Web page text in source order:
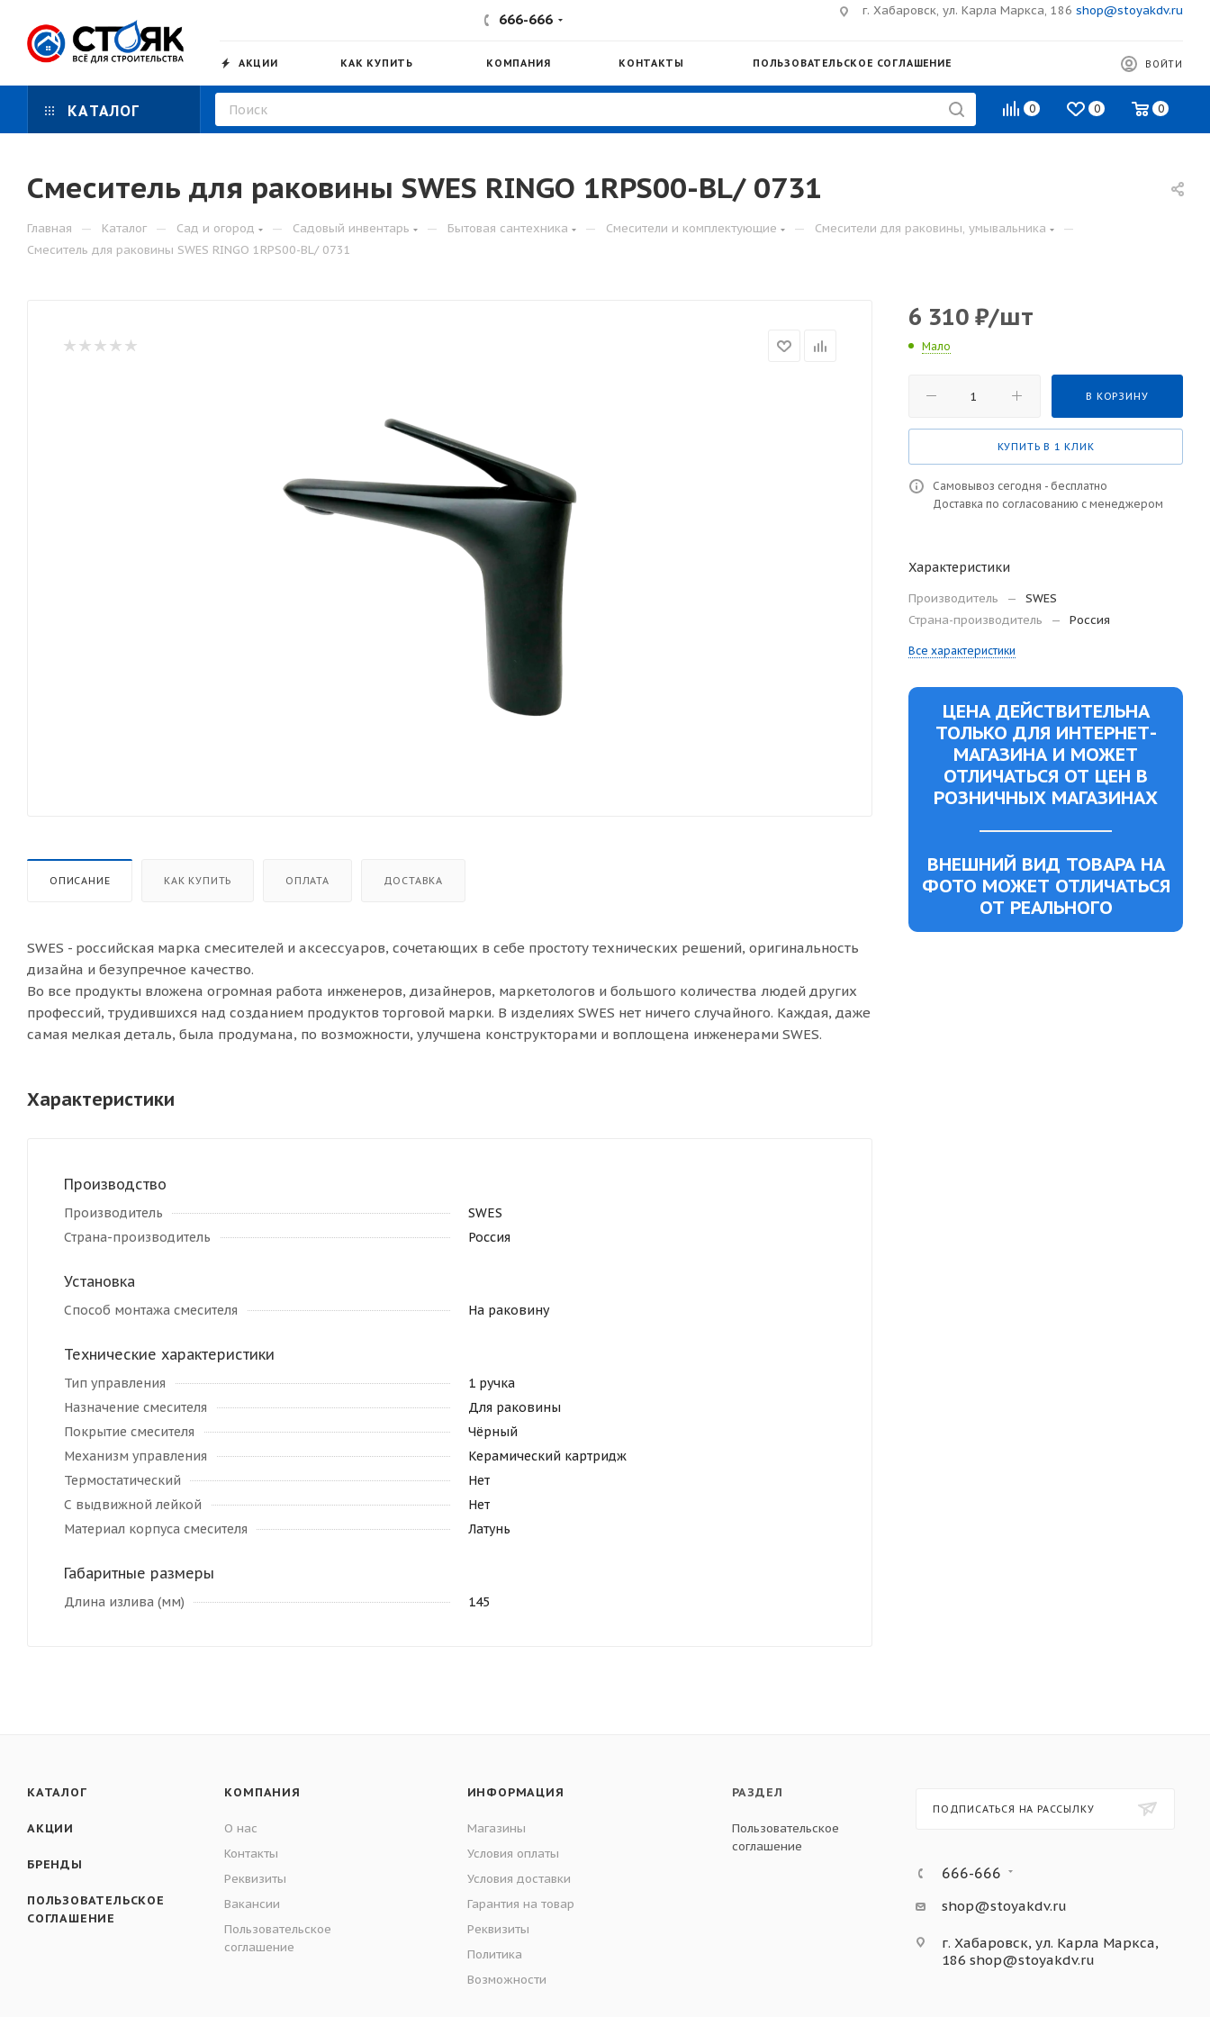
666-666
г. Хабаровск, ул. Карла Маркса, 186 shop@stoyakdv.ru
АКЦИИ КАК КУПИТЬ КОМПАНИЯ КОНТАКТЫ ПОЛЬЗОВАТЕЛЬСКОЕ СОГЛАШЕНИЕ ВОЙТИ
КАТАЛОГ 0 0 0
Смеситель для раковины SWES RINGO 1RPS00-BL/ 0731
Главная — Каталог — Сад и огород — Садовый инвентарь — Бытовая сантехника — Смесители и комплектующие — Смесители для раковины, умывальника —
Смеситель для раковины SWES RINGO 1RPS00-BL/ 0731
ОПИСАНИЕ КАК КУПИТЬ ОПЛАТА ДОСТАВКА
SWES - российская марка смесителей и аксессуаров, сочетающих в себе простоту технических решений, оригинальность
дизайна и безупречное качество.
Во все продукты вложена огромная работа инженеров, дизайнеров, маркетологов и большого количества людей других
профессий, трудившихся над созданием продуктов торговой марки. В изделиях SWES нет ничего случайного. Каждая, даже
самая мелкая деталь, была продумана, по возможности, улучшена конструкторами и воплощена инженерами SWES.
Характеристики
Производство
Производитель
SWES
Страна-производитель
Россия
Установка
Способ монтажа смесителя На раковину
Технические характеристики
Тип управления
1 ручка
Назначение смесителя
Для раковины
Покрытие смесителя
Чёрный
Механизм управления
Керамический картридж
Термостатический
Нет
С выдвижной лейкой
Нет
Материал корпуса смесителя
Латунь
Габаритные размеры
Длина излива (мм) 145
6 310 ₽/шт
Мало
В КОРЗИНУ
КУПИТЬ В 1 КЛИК
Самовывоз сегодня - бесплатно
Доставка по согласованию с менеджером
Характеристики
Производитель —
SWES
Страна-производитель
— Россия
Все характеристики
ЦЕНА ДЕЙСТВИТЕЛЬНА
ТОЛЬКО ДЛЯ ИНТЕРНЕТ-
МАГАЗИНА И МОЖЕТ
ОТЛИЧАТЬСЯ ОТ ЦЕН В
РОЗНИЧНЫХ МАГАЗИНАХ
ВНЕШНИЙ ВИД ТОВАРА НА
ФОТО МОЖЕТ ОТЛИЧАТЬСЯ
ОТ РЕАЛЬНОГО
КАТАЛОГ
АКЦИИ
БРЕНДЫ
ПОЛЬЗОВАТЕЛЬСКОЕ
СОГЛАШЕНИЕ
КОМПАНИЯ
О нас
Контакты
Реквизиты
Вакансии
Пользовательское
соглашение
ИНФОРМАЦИЯ
Магазины
Условия оплаты
Условия доставки
Гарантия на товар
Реквизиты
Политика
Возможности
РАЗДЕЛ
Пользовательское
соглашение
ПОДПИСАТЬСЯ НА РАССЫЛКУ
666-666
shop@stoyakdv.ru
г. Хабаровск, ул. Карла Маркса,
186 shop@stoyakdv.ru